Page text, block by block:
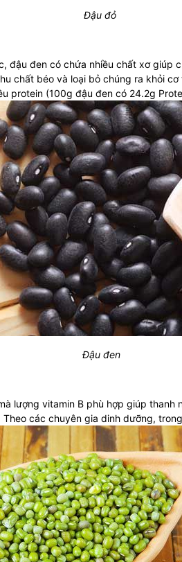
Đậu đỏ
đậu đen có chứa nhiều chất xơ giúp
chất béo và loại bỏ chúng ra khỏi
protein (100g đậu đen có 24.2g
Đậu đen
lượng vitamin B phù hợp giúp
các chuyên gia dinh dưỡng,